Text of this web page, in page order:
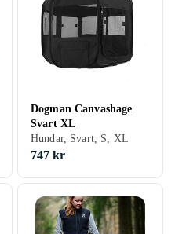
Dogman Canvashage
Svart XL
Hundar, Svart, S, XL
747 kr